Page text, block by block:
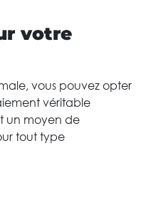
votre
vous pouvez opter
véritable
un moyen de
tout type